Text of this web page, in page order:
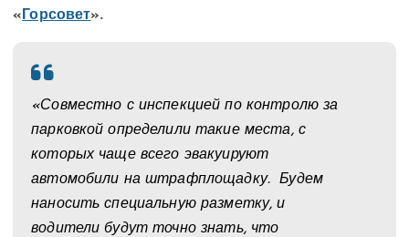
«Горсовет».
«Совместно с инспекцией по контролю за
парковкой определили такие места, с
которых чаще всего эвакуируют
автомобили на штрафплощадку. Будем
наносить специальную разметку, и
водители будут точно знать, что